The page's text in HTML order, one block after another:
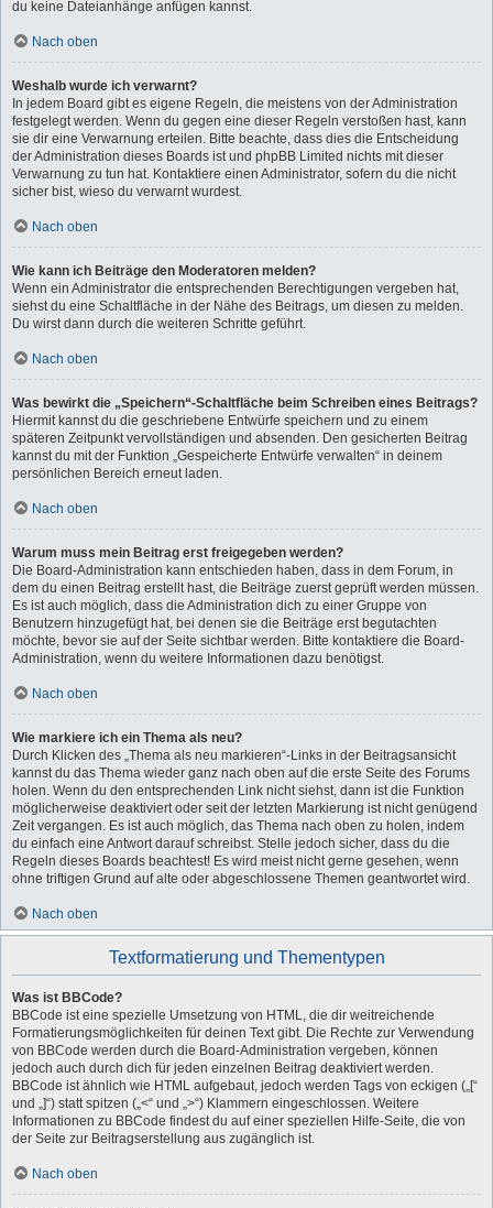
du keine Dateianhänge anfügen kannst.
Nach oben
Weshalb wurde ich verwarnt?
In jedem Board gibt es eigene Regeln, die meistens von der Administration
festgelegt werden. Wenn du gegen eine dieser Regeln verstoßen hast, kann
sie dir eine Verwarnung erteilen. Bitte beachte, dass dies die Entscheidung
der Administration dieses Boards ist und phpBB Limited nichts mit dieser
Verwarnung zu tun hat. Kontaktiere einen Administrator, sofern du die nicht
sicher bist, wieso du verwarnt wurdest.
Nach oben
Wie kann ich Beiträge den Moderatoren melden?
Wenn ein Administrator die entsprechenden Berechtigungen vergeben hat,
siehst du eine Schaltfläche in der Nähe des Beitrags, um diesen zu melden.
Du wirst dann durch die weiteren Schritte geführt.
Nach oben
Was bewirkt die „Speichern“-Schaltfläche beim Schreiben eines Beitrags?
Hiermit kannst du die geschriebene Entwürfe speichern und zu einem
späteren Zeitpunkt vervollständigen und absenden. Den gesicherten Beitrag
kannst du mit der Funktion „Gespeicherte Entwürfe verwalten“ in deinem
persönlichen Bereich erneut laden.
Nach oben
Warum muss mein Beitrag erst freigegeben werden?
Die Board-Administration kann entschieden haben, dass in dem Forum, in
dem du einen Beitrag erstellt hast, die Beiträge zuerst geprüft werden müssen.
Es ist auch möglich, dass die Administration dich zu einer Gruppe von
Benutzern hinzugefügt hat, bei denen sie die Beiträge erst begutachten
möchte, bevor sie auf der Seite sichtbar werden. Bitte kontaktiere die Board-
Administration, wenn du weitere Informationen dazu benötigst.
Nach oben
Wie markiere ich ein Thema als neu?
Durch Klicken des „Thema als neu markieren“-Links in der Beitragsansicht
kannst du das Thema wieder ganz nach oben auf die erste Seite des Forums
holen. Wenn du den entsprechenden Link nicht siehst, dann ist die Funktion
möglicherweise deaktiviert oder seit der letzten Markierung ist nicht genügend
Zeit vergangen. Es ist auch möglich, das Thema nach oben zu holen, indem
du einfach eine Antwort darauf schreibst. Stelle jedoch sicher, dass du die
Regeln dieses Boards beachtest! Es wird meist nicht gerne gesehen, wenn
ohne triftigen Grund auf alte oder abgeschlossene Themen geantwortet wird.
Nach oben
Textformatierung und Thementypen
Was ist BBCode?
BBCode ist eine spezielle Umsetzung von HTML, die dir weitreichende
Formatierungsmöglichkeiten für deinen Text gibt. Die Rechte zur Verwendung
von BBCode werden durch die Board-Administration vergeben, können
jedoch auch durch dich für jeden einzelnen Beitrag deaktiviert werden.
BBCode ist ähnlich wie HTML aufgebaut, jedoch werden Tags von eckigen („[“
und „]“) statt spitzen („<“ und „>“) Klammern eingeschlossen. Weitere
Informationen zu BBCode findest du auf einer speziellen Hilfe-Seite, die von
der Seite zur Beitragserstellung aus zugänglich ist.
Nach oben